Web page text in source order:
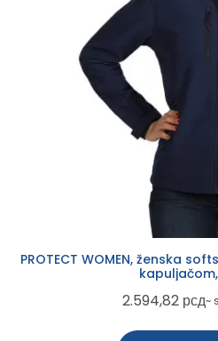
PROTECT WOMEN, ženska
2.594,82 рсд~